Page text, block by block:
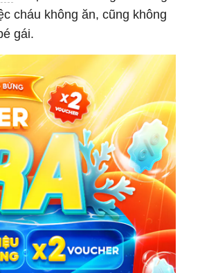
cháu không ăn, cũng không
gái.